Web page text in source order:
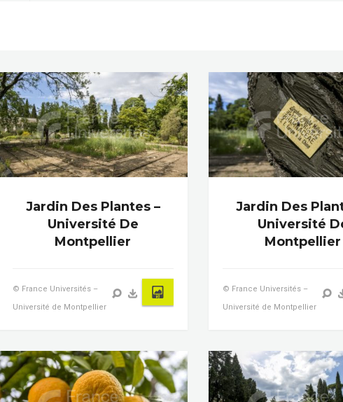
Jardin Des Plantes –
Université De
Montpellier
© France Universités –
Université de Montpellier
Jardin Des
Université
Montpellier
© France Universités –
Université de Montpellier